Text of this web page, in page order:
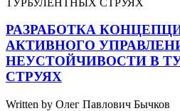
РАЗРАБОТКА
АКТИВНОГО
НЕУСТОЙЧИВОСТИ В
СТРУЯХ
Written by Олег Павлович Бычков